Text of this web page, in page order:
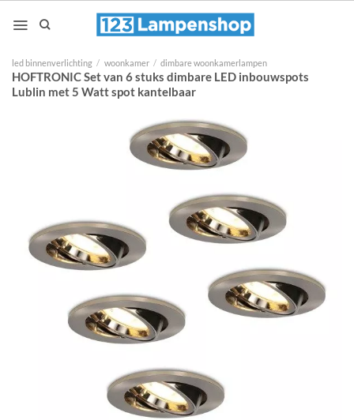
naar
led binnenverlichting / woonkamer / dimbare woonkamerlampen
HOFTRONIC Set van 6 stuks dimbare LED inbouwspots
Lublin met 5 Watt spot kantelbaar